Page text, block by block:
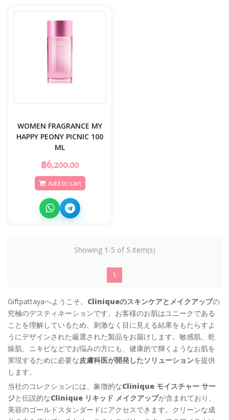
WOMEN FRAGRANCE MY
HAPPY PEONY PICNIC 100
ML
฿6,200.00
Add to cart
Showing 1-5 of 5 item(s)
1
Giftpattayaへようこそ。 Cliniqueのスキンケアとメイクアップの
究極のデスティネーションです。お客様のお肌はユニークである
ことを理解しているため、刺激なく目に見える結果をもたらすよ
うにデザインされた厳選された製品をお届けします。敏感肌、乾
燥肌、ニキビなどでお悩みの方にも、健康的で輝くようなお肌を
実現するために必要な皮膚科医が開発したソリューションを提供
します。
当社のコレクションには、象徴的なClinique モイスチャー サー
ジと伝説的なClinique リキッド メイクアップが含まれており、
美容のゴールドスタンダードにアクセスできます。クリーンな成